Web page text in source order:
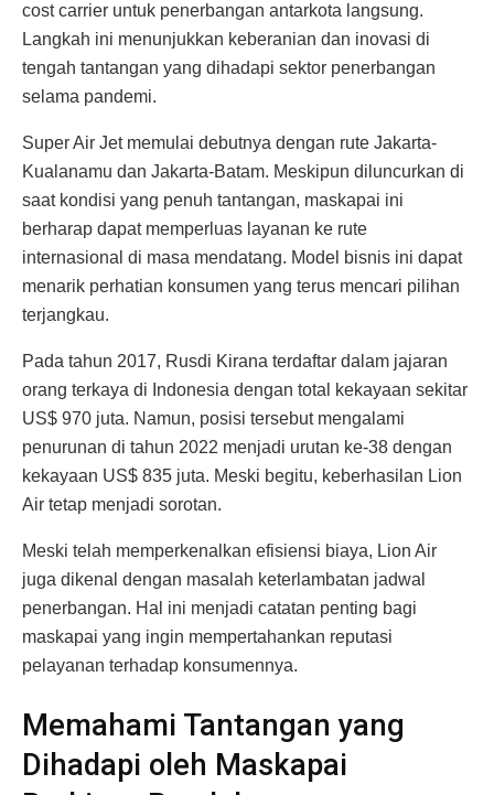
cost carrier untuk penerbangan antarkota langsung.
Langkah ini menunjukkan keberanian dan inovasi di
tengah tantangan yang dihadapi sektor penerbangan
selama pandemi.
Super Air Jet memulai debutnya dengan rute Jakarta-
Kualanamu dan Jakarta-Batam. Meskipun diluncurkan di
saat kondisi yang penuh tantangan, maskapai ini
berharap dapat memperluas layanan ke rute
internasional di masa mendatang. Model bisnis ini dapat
menarik perhatian konsumen yang terus mencari pilihan
terjangkau.
Pada tahun 2017, Rusdi Kirana terdaftar dalam jajaran
orang terkaya di Indonesia dengan total kekayaan sekitar
US$ 970 juta. Namun, posisi tersebut mengalami
penurunan di tahun 2022 menjadi urutan ke-38 dengan
kekayaan US$ 835 juta. Meski begitu, keberhasilan Lion
Air tetap menjadi sorotan.
Meski telah memperkenalkan efisiensi biaya, Lion Air
juga dikenal dengan masalah keterlambatan jadwal
penerbangan. Hal ini menjadi catatan penting bagi
maskapai yang ingin mempertahankan reputasi
pelayanan terhadap konsumennya.
Memahami Tantangan yang
Dihadapi oleh Maskapai